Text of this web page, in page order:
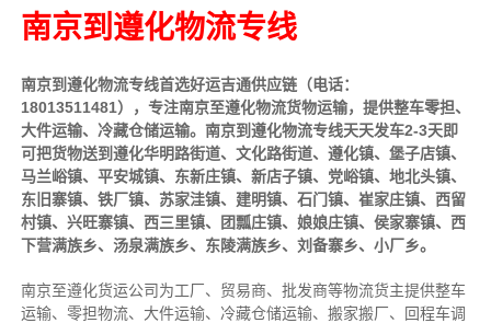
南京到遵化物流专线
南京到遵化物流专线首选好运吉通供应链（电话：
18013511481），专注南京至遵化物流货物运输，提供整车零担、
大件运输、冷藏仓储运输。南京到遵化物流专线天天发车2-3天即
可把货物送到遵化华明路街道、文化路街道、遵化镇、堡子店镇、
马兰峪镇、平安城镇、东新庄镇、新店子镇、党峪镇、地北头镇、
东旧寨镇、铁厂镇、苏家洼镇、建明镇、石门镇、崔家庄镇、西留
村镇、兴旺寨镇、西三里镇、团瓢庄镇、娘娘庄镇、侯家寨镇、西
下营满族乡、汤泉满族乡、东陵满族乡、刘备寨乡、小厂乡。
南京至遵化货运公司为工厂、贸易商、批发商等物流货主提供整车
运输、零担物流、大件运输、冷藏仓储运输、搬家搬厂、回程车调